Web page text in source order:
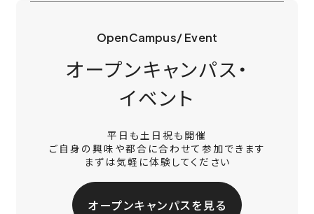
OpenCampus/ Event
オープンキャンパス・
イベント
平日も土日祝も開催
ご自身の興味や都合に合わせて参加できます
まずは気軽に体験してください
オープンキャンパスを見る